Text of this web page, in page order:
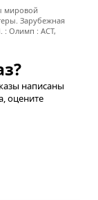
мировой
Зарубежная
: Олимп : ACT,
написаны
оцените